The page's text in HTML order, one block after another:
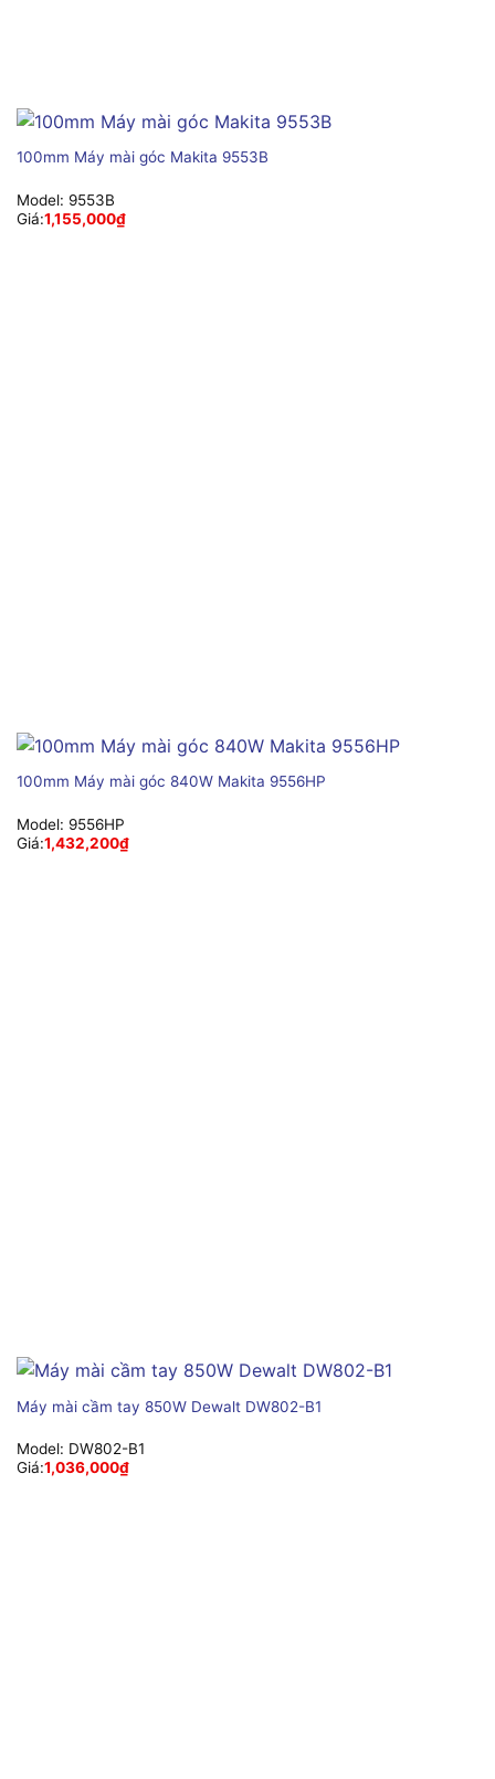
100mm Máy mài góc Makita 9553B
Model: 9553B
Giá:1,155,000₫
100mm Máy mài góc 840W Makita 9556HP
Model: 9556HP
Giá:1,432,200₫
Máy mài cầm tay 850W Dewalt DW802-B1
Model: DW802-B1
Giá:1,036,000₫